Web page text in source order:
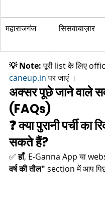
महाराजगंज
सिसवाबाज़ार
💡 Note: पूरी list के लिए
caneup.in पर जाएं ।​
अक्सर पूछे जाने वाले
(FAQs)
❓ क्या पुरानी पर्ची का
सकते हैं?
✅ हाँ, E-Ganna App या
वर्ष की तौल" section में आप